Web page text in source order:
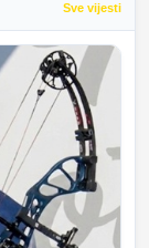
Sve vijesti